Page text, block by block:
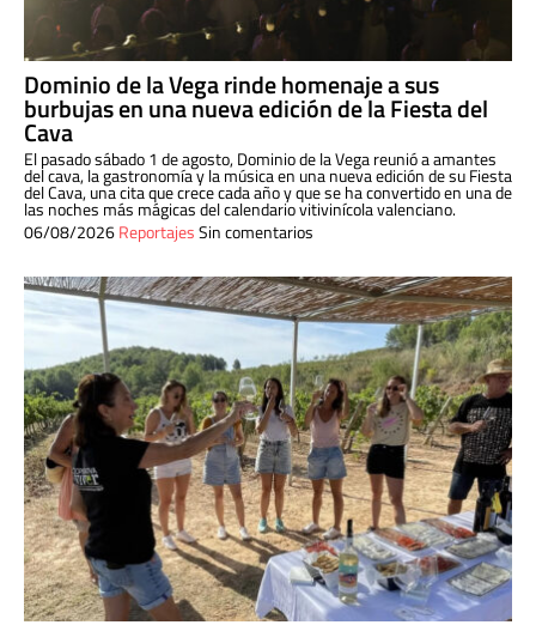
Dominio de la Vega rinde homenaje a sus
burbujas en una nueva edición de la Fiesta del
Cava
El pasado sábado 1 de agosto, Dominio de la Vega reunió a amantes
del cava, la gastronomía y la música en una nueva edición de su Fiesta
del Cava, una cita que crece cada año y que se ha convertido en una de
las noches más mágicas del calendario vitivinícola valenciano.
06/08/2026ReportajesSin comentarios